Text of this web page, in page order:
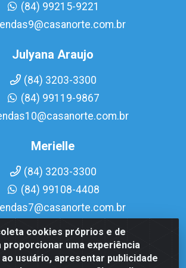
cookies próprios e de
uma experiência
usuário, apresentar publicidade
(84) 99215-9221
Julyana Araujo
(84) 3203-3300
(84) 99119-9867
Merielle
(84) 3203-3300
(84) 99108-4408
- Av. Interventor Mário Câmara, 1815 -
Natal/RN - CEP 59054-600 - CNPJ
08.713.513/0001-51